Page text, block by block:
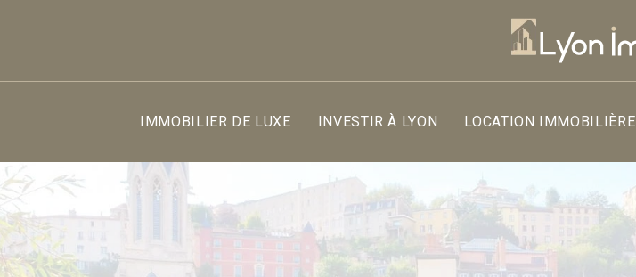
IMMOBILIER DE LUXE INVESTIR À LYON LOCATION IMMOBILIÈRE